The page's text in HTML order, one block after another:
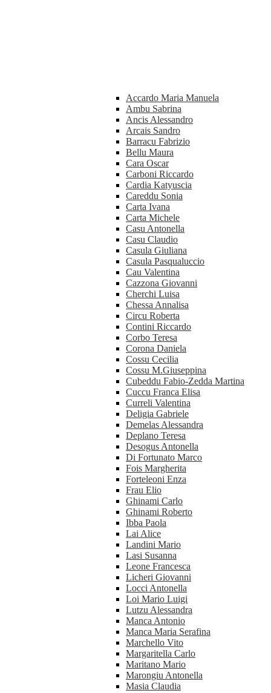
Accardo Maria Manuela
Ambu Sabrina
Ancis Alessandro
Arcais Sandro
Barracu Fabrizio
Bellu Maura
Cara Oscar
Carboni Riccardo
Cardia Katyuscia
Careddu Sonia
Carta Ivana
Carta Michele
Casu Antonella
Casu Claudio
Casula Giuliana
Casula Pasqualuccio
Cau Valentina
Cazzona Giovanni
Cherchi Luisa
Chessa Annalisa
Circu Roberta
Contini Riccardo
Corbo Teresa
Corona Daniela
Cossu Cecilia
Cossu M.Giuseppina
Cubeddu Fabio-Zedda Martina
Cuccu Franca Elisa
Curreli Valentina
Deligia Gabriele
Demelas Alessandra
Deplano Teresa
Desogus Antonella
Di Fortunato Marco
Fois Margherita
Forteleoni Enza
Frau Elio
Ghinami Carlo
Ghinami Roberto
Ibba Paola
Lai Alice
Landini Mario
Lasi Susanna
Leone Francesca
Licheri Giovanni
Locci Antonella
Loi Mario Luigi
Lutzu Alessandra
Manca Antonio
Manca Maria Serafina
Marchello Vito
Margaritella Carlo
Maritano Mario
Marongiu Antonella
Masia Claudia